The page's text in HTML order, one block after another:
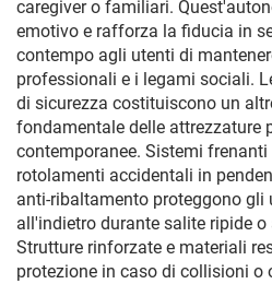
caregiver o familiari.
emotivo e rafforza la fiducia in
contempo agli utenti di
professionali e i legami sociali.
di sicurezza costituiscono un
fondamentale delle attrezzature
contemporanee. Sistemi
rotolamenti accidentali in
anti-ribaltamento proteggono gli
all'indietro durante salite ripide
Strutture rinforzate e materiali
protezione in caso di collisioni o